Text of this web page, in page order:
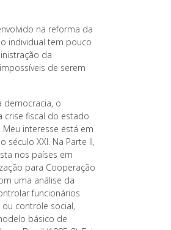
na reforma da
individual tem pouco
da
de serem
democracia, o
crise fiscal do estado
interesse está em
XXI. Na Parte II,
nos países em
para Cooperação
uma análise da
funcionários
controle social,
básico de